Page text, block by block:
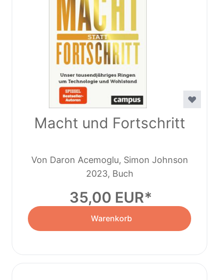
Macht und Fortschritt
Von Daron Acemoglu, Simon Johnson
2023, Buch
35,00 EUR
Warenkorb